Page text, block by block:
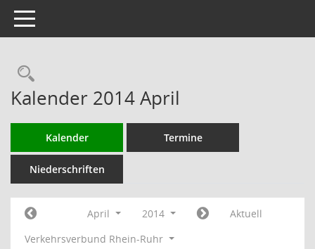
Toggle navigation
Rechercheauswahl
Kalender 2014 April
Kalender Termine
Niederschriften
April 2014
Aktuell
Verkehrsverbund Rhein-Ruhr